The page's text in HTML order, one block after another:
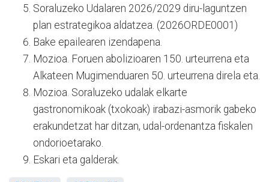
Soraluzeko Udalaren 2026/2029 diru-laguntzen
plan estrategikoa aldatzea. (2026ORDE0001)
Bake epailearen izendapena.
Mozioa. Foruen abolizioaren 150. urteurrena eta
Alkateen Mugimenduaren 50. urteurrena direla eta.
Mozioa. Soraluzeko udalak elkarte
gastronomikoak (txokoak) irabazi-asmorik gabeko
erakundetzat har ditzan, udal-ordenantza fiskalen
ondorioetarako.
Eskari eta galderak.